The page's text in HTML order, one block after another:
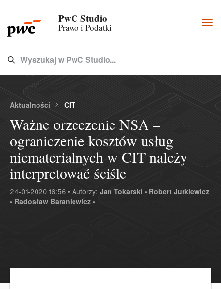
PwC Studio
Prawo i Podatki
Type 3 or more characters for results.
Wyszukaj w PwC Studio...
Aktualności CIT
Ważne orzeczenie NSA –
ograniczenie kosztów usług
niematerialnych w CIT należy
interpretować ściśle
24-01-2020 16:56 • Autorzy: Jan Tokarski • Robert Jurkiewicz
• Radosław Baraniewicz •